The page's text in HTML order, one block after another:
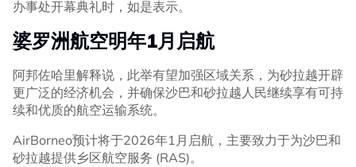
办事处开幕典礼时，如是表示。
婆罗洲航空明年1月启航
阿邦佐哈里解释说，此举有望加强区域关系，为砂拉越开辟
更广泛的经济机会，并确保沙巴和砂拉越人民继续享有可持
续和优质的航空运输系统。
AirBorneo预计将于2026年1月启航，主要致力于为沙巴和
砂拉越提供乡区航空服务 (RAS)。